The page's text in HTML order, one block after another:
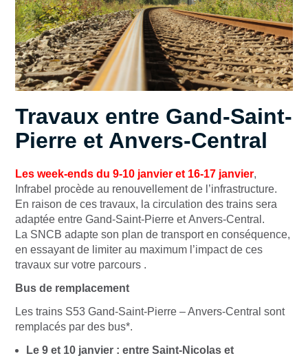
Travaux entre Gand-Saint-
Pierre et Anvers-Central
Les week-ends du 9-10 janvier et 16-17 janvier,
Infrabel procède au renouvellement de l’infrastructure.
En raison de ces travaux, la circulation des trains sera
adaptée entre Gand-Saint-Pierre et Anvers-Central.
La SNCB adapte son plan de transport en conséquence,
en essayant de limiter au maximum l’impact de ces
travaux sur votre parcours .
Bus de remplacement
Les trains S53 Gand-Saint-Pierre – Anvers-Central sont
remplacés par des bus*.
Le 9 et 10 janvier : entre Saint-Nicolas et